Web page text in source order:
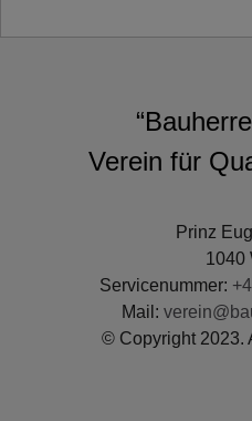
Verein für
Prinz
1040
Servicenummer:
Mail:
© Copyright 2023.